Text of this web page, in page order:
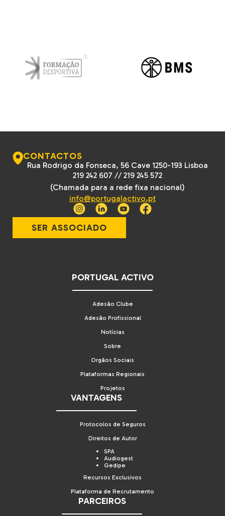
CONTACTOS
Rua Rodrigo da Fonseca, 56 Cave 1250-193 Lisboa
219 242 607 //219 245 572
(Chamada para a rede fixa nacional)
info@portugalactivo.pt
SER ASSOCIADO
PORTUGAL ACTIVO
Adesão Clube
Adesão Profissional
Notícias
Sobre
Orgãos Sociais
Plataformas Regionais
Projetos
VANTAGENS
Protocolos de Seguros
Direitos de Autor
SPA
Audiogest
Gedipe
Recursos Exclusivos
Plataforma de Recrutamento
PARCEIROS